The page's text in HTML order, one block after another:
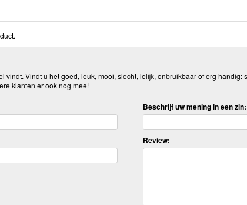
vindt. Vindt u het goed, leuk, mooi, slecht, lelijk, onbruikbaar of erg
klanten er ook nog mee!
Beschrijf uw mening in een zin:
Review: